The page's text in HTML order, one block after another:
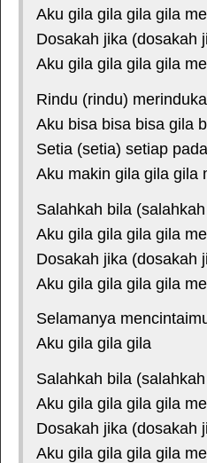
Aku gila gila gila gila
Dosakah jika (dosakah
Aku gila gila gila gila
Rindu (rindu)
Aku bisa bisa bisa gila
Setia (setia) setiap
Aku makin gila gila gila
Salahkah bila
Aku gila gila gila gila
Dosakah jika (dosakah
Aku gila gila gila gila
Selamanya
Aku gila gila gila
Salahkah bila
Aku gila gila gila gila
Dosakah jika (dosakah
Aku gila gila gila gila